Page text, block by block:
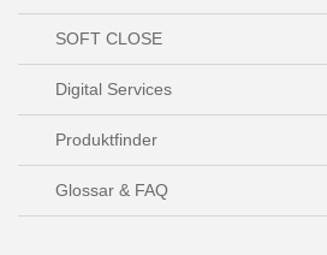
SOFT CLOSE
Digital Services
Produktfinder
Glossar & FAQ